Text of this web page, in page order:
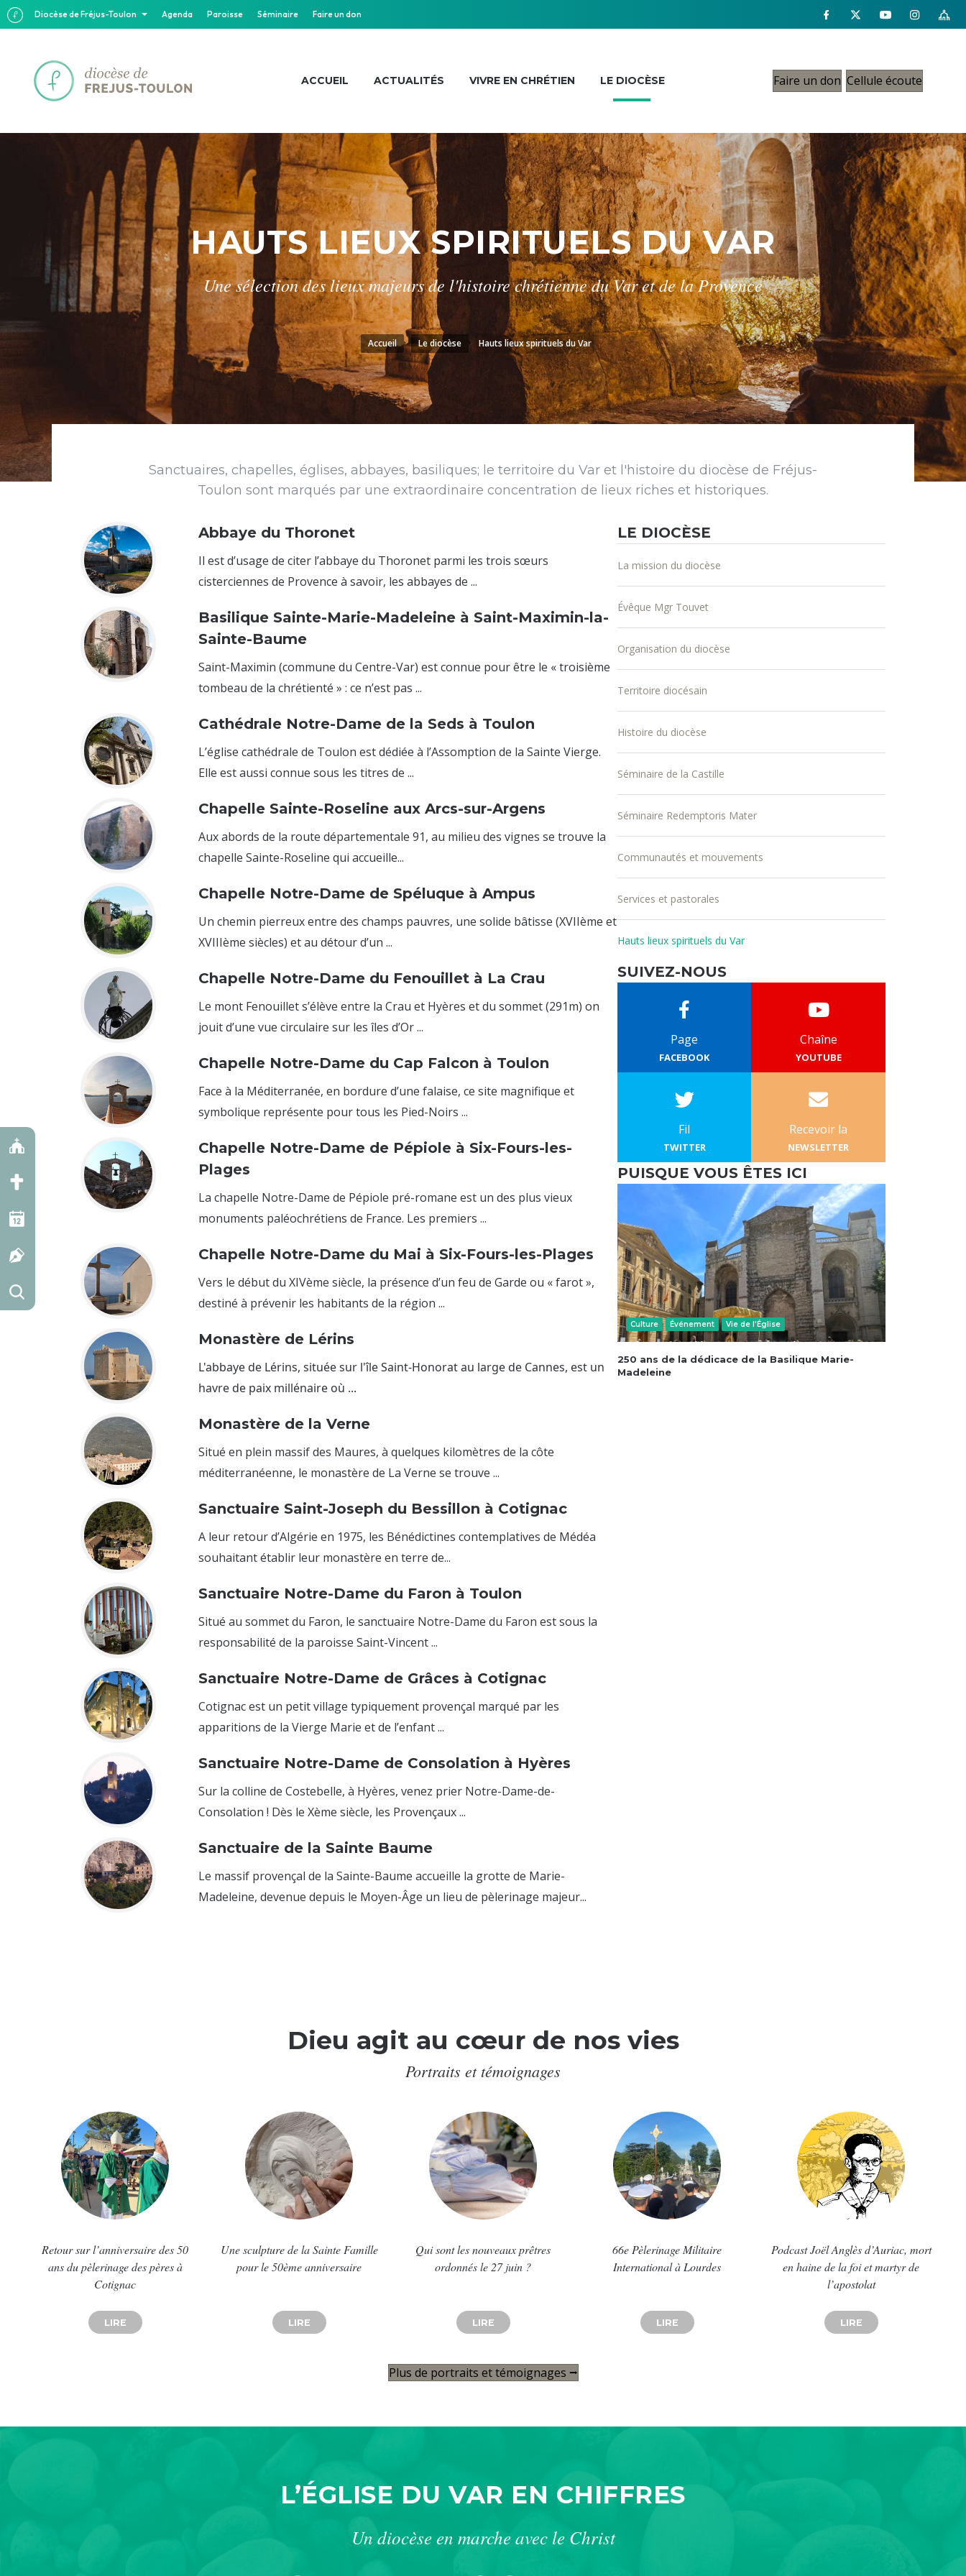
Diocèse de Fréjus-Toulon Agenda Paroisse Séminaire Faire un don
ACCUEIL ACTUALITÉS VIVRE EN CHRÉTIEN LE DIOCÈSE Faire un don Cellule écoute
HAUTS LIEUX SPIRITUELS DU VAR
Une sélection des lieux majeurs de l'histoire chrétienne du Var et de la Provence
Accueil Le diocèse Hauts lieux spirituels du Var
Sanctuaires, chapelles, églises, abbayes, basiliques; le territoire du Var et l'histoire du diocèse de Fréjus-
Toulon sont marqués par une extraordinaire concentration de lieux riches et historiques.
Abbaye du Thoronet
Il est d’usage de citer l’abbaye du Thoronet parmi les trois sœurs
cisterciennes de Provence à savoir, les abbayes de ...
Basilique Sainte-Marie-Madeleine à Saint-Maximin-la-
Sainte-Baume
Saint-Maximin (commune du Centre-Var) est connue pour être le « troisième
tombeau de la chrétienté » : ce n’est pas ...
Cathédrale Notre-Dame de la Seds à Toulon
L’église cathédrale de Toulon est dédiée à l’Assomption de la Sainte Vierge.
Elle est aussi connue sous les titres de ...
Chapelle Sainte-Roseline aux Arcs-sur-Argens
Aux abords de la route départementale 91, au milieu des vignes se trouve la
chapelle Sainte-Roseline qui accueille...
Chapelle Notre-Dame de Spéluque à Ampus
Un chemin pierreux entre des champs pauvres, une solide bâtisse (XVIIème et
XVIIIème siècles) et au détour d’un ...
Chapelle Notre-Dame du Fenouillet à La Crau
Le mont Fenouillet s’élève entre la Crau et Hyères et du sommet (291m) on
jouit d’une vue circulaire sur les îles d’Or ...
Chapelle Notre-Dame du Cap Falcon à Toulon
Face à la Méditerranée, en bordure d’une falaise, ce site magnifique et
symbolique représente pour tous les Pied-Noirs ...
Chapelle Notre-Dame de Pépiole à Six-Fours-les-
Plages
La chapelle Notre-Dame de Pépiole pré-romane est un des plus vieux
monuments paléochrétiens de France. Les premiers ...
Chapelle Notre-Dame du Mai à Six-Fours-les-Plages
Vers le début du XIVème siècle, la présence d’un feu de Garde ou « farot »,
destiné à prévenir les habitants de la région ...
Monastère de Lérins
L'abbaye de Lérins, située sur l'île Saint-Honorat au large de Cannes, est un
havre de paix millénaire où ...
Monastère de la Verne
Situé en plein massif des Maures, à quelques kilomètres de la côte
méditerranéenne, le monastère de La Verne se trouve ...
Sanctuaire Saint-Joseph du Bessillon à Cotignac
A leur retour d’Algérie en 1975, les Bénédictines contemplatives de Médéa
souhaitant établir leur monastère en terre de...
Sanctuaire Notre-Dame du Faron à Toulon
Situé au sommet du Faron, le sanctuaire Notre-Dame du Faron est sous la
responsabilité de la paroisse Saint-Vincent ...
Sanctuaire Notre-Dame de Grâces à Cotignac
Cotignac est un petit village typiquement provençal marqué par les
apparitions de la Vierge Marie et de l’enfant ...
Sanctuaire Notre-Dame de Consolation à Hyères
Sur la colline de Costebelle, à Hyères, venez prier Notre-Dame-de-
Consolation ! Dès le Xème siècle, les Provençaux ...
Sanctuaire de la Sainte Baume
Le massif provençal de la Sainte-Baume accueille la grotte de Marie-
Madeleine, devenue depuis le Moyen-Âge un lieu de pèlerinage majeur...
LE DIOCÈSE
La mission du diocèse
Évêque Mgr Touvet
Organisation du diocèse
Territoire diocésain
Histoire du diocèse
Séminaire de la Castille
Séminaire Redemptoris Mater
Communautés et mouvements
Services et pastorales
Hauts lieux spirituels du Var
SUIVEZ-NOUS
Page
FACEBOOK
Chaîne
YOUTUBE
Fil
TWITTER
Recevoir la
NEWSLETTER
PUISQUE VOUS ÊTES ICI
Culture Événement Vie de l'Église
250 ans de la dédicace de la Basilique Marie-
Madeleine
Dieu agit au cœur de nos vies
Portraits et témoignages
Retour sur l’anniversaire des 50
ans du pèlerinage des pères à
Cotignac
LIRE ABOUT RETOUR SUR L’ANNIVERSAIRE DES 50 ANS DU PÈLERINAGE DES PÈRES À COTIGNAC
Une sculpture de la Sainte Famille
pour le 50ème anniversaire
LIRE ABOUT UNE SCULPTURE DE LA SAINTE FAMILLE POUR LE 50ÈME ANNIVERSAIRE
Qui sont les nouveaux prêtres
ordonnés le 27 juin ?
LIRE ABOUT QUI SONT LES NOUVEAUX PRÊTRES ORDONNÉS LE 27 JUIN ?
66e Pèlerinage Militaire
International à Lourdes
LIRE ABOUT 66E PÈLERINAGE MILITAIRE INTERNATIONAL À
Podcast Joël Anglès d’Auriac, mort
en haine de la foi et martyr de
l’apostolat
LIRE ABOUT PODCAST
Plus de portraits et témoignages ⭢
L’ÉGLISE DU VAR EN CHIFFRES
Un diocèse en marche avec le Christ